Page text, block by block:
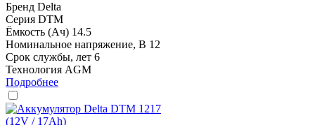
Бренд Delta
Серия DTM
Ёмкость (Ач) 14.5
Номинальное напряжение, В 12
Срок службы, лет 6
Технология AGM
Подробнее